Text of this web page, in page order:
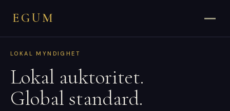
EGUM
LOKAL MYNDIGHET
Lokal auktoritet.
Global standard.